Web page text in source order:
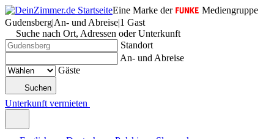
Eine Marke der
Mediengruppe
Gudensberg|An- und Abreise|1 Gast
Suche nach Ort, Adressen oder Unterkunft
Standort
An- und Abreise
Gäste
Suchen
Unterkunft vermieten